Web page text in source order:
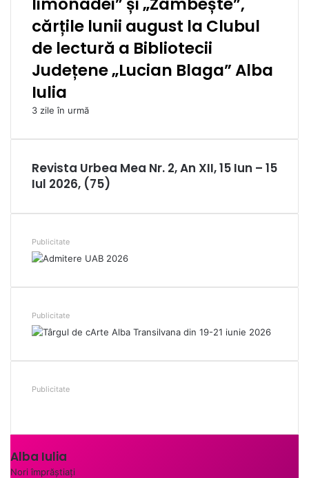
cărțile lunii august la Clubul
de lectură a Bibliotecii
Județene „Lucian Blaga” Alba
Iulia
3 zile în urmă
Revista Urbea Mea Nr. 2, An XII, 15 Iun – 15
Iul 2026, (75)
Publicitate
Publicitate
Publicitate
Alba Iulia
Nori împrăștiați